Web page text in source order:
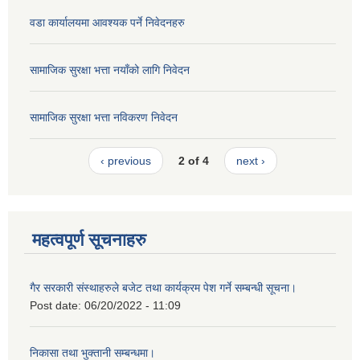
वडा कार्यालयमा आवश्यक पर्ने निवेदनहरु
सामाजिक सुरक्षा भत्ता नयाँको लागि निवेदन
सामाजिक सुरक्षा भत्ता नविकरण निवेदन
‹ previous 2 of 4 next ›
महत्वपूर्ण सूचनाहरु
गैर सरकारी संस्थाहरुले बजेट तथा कार्यक्रम पेश गर्ने सम्बन्धी सूचना।
Post date: 06/20/2022 - 11:09
निकासा तथा भुक्तानी सम्बन्धमा।